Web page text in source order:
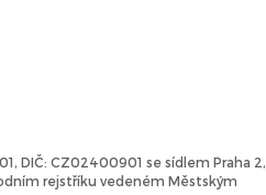
DIČ: CZ02400901 se sídlem Praha 2,
rejstříku vedeném Městským